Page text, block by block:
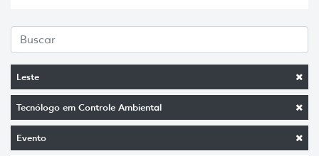
Leste
Tecnólogo em Controle Ambiental
Evento